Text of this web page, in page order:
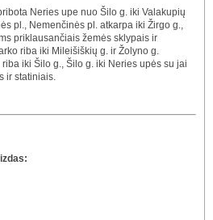
Neries upe nuo Šilo g. iki Valakupių
pl., Nemenčinės pl. atkarpa iki Žirgo g.,
priklausančiais žemės sklypais ir
riba iki Mileišiškių g. ir Žolyno g.
iki Šilo g., Šilo g. iki Neries upės su jai
ir statiniais.